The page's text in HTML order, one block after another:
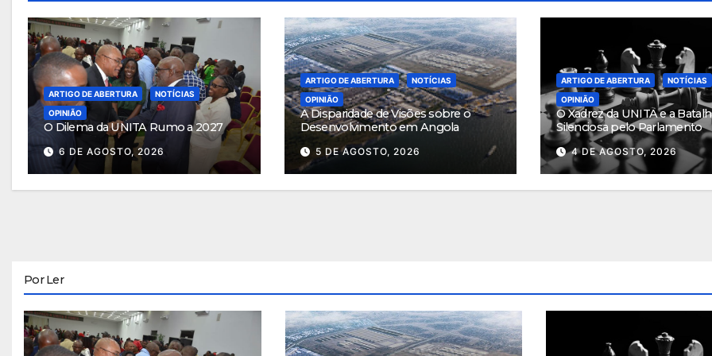
ARTIGO DE ABERTURA
NOTÍCIAS
OPINIÃO
O Dilema da UNITA Rumo a 2027
6 DE AGOSTO, 2026
ARTIGO DE ABERTURA
NOTÍCIAS
OPINIÃO
A Disparidade de Visões sobre o
Desenvolvimento em Angola
5 DE AGOSTO, 2026
ARTIGO DE ABERTURA
NOTÍCIAS
OPINIÃO
O Xadrez da UNITA e a
Silenciosa pelo Parlamento
4 DE AGOSTO, 2026
Por Ler